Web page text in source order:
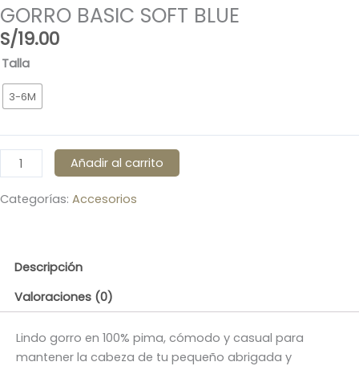
GORRO BASIC SOFT BLUE
S/19.00
Talla
3-6M
GORRO
BASIC
SOFT
cantidad
Añadir al carrito
Categorías: Accesorios
Descripción
Valoraciones (0)
Lindo gorro en 100% pima, cómodo y casual para
mantener la cabeza de tu pequeño abrigada y